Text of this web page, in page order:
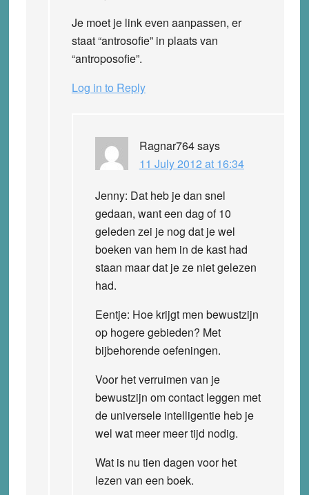
Je moet je link even aanpassen, er
staat “antrosofie” in plaats van
“antroposofie”.
Log in to Reply
Ragnar764says
11 July 2012 at 16:34
Jenny: Dat heb je dan snel
gedaan, want een dag of 10
geleden zei je nog dat je wel
boeken van hem in de kast had
staan maar dat je ze niet gelezen
had.
Eentje: Hoe krijgt men bewustzijn
op hogere gebieden? Met
bijbehorende oefeningen.
Voor het verruimen van je
bewustzijn om contact leggen met
de universele intelligentie heb je
wel wat meer meer tijd nodig.
Wat is nu tien dagen voor het
lezen van een boek.